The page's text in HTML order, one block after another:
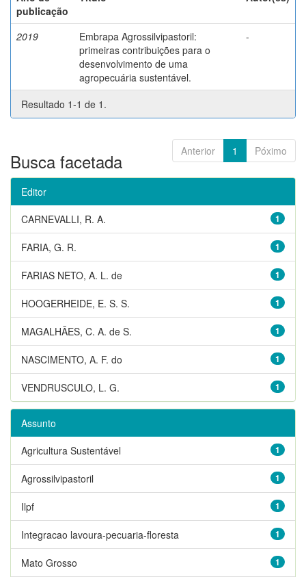
publicação
2019
Embrapa Agrossilvipastoril:
primeiras contribuições para o
desenvolvimento de uma
agropecuária sustentável.
-
Resultado 1-1 de 1.
Anterior 1 Póximo
Busca facetada
Editor
1
CARNEVALLI, R. A.
1
FARIA, G. R.
1
FARIAS NETO, A. L. de
1
HOOGERHEIDE, E. S. S.
1
MAGALHÃES, C. A. de S.
1
NASCIMENTO, A. F. do
1
VENDRUSCULO, L. G.
Assunto
1
Agricultura Sustentável
1
Agrossilvipastoril
1
Ilpf
1
Integracao lavoura-pecuaria-floresta
1
Mato Grosso